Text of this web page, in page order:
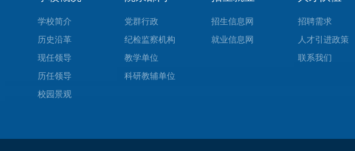
学校简介
历史沿革
现任领导
历任领导
校园景观
党群行政
纪检监察机构
教学单位
科研教辅单位
招生信息网
就业信息网
招聘需求
人才引进政策
联系我们